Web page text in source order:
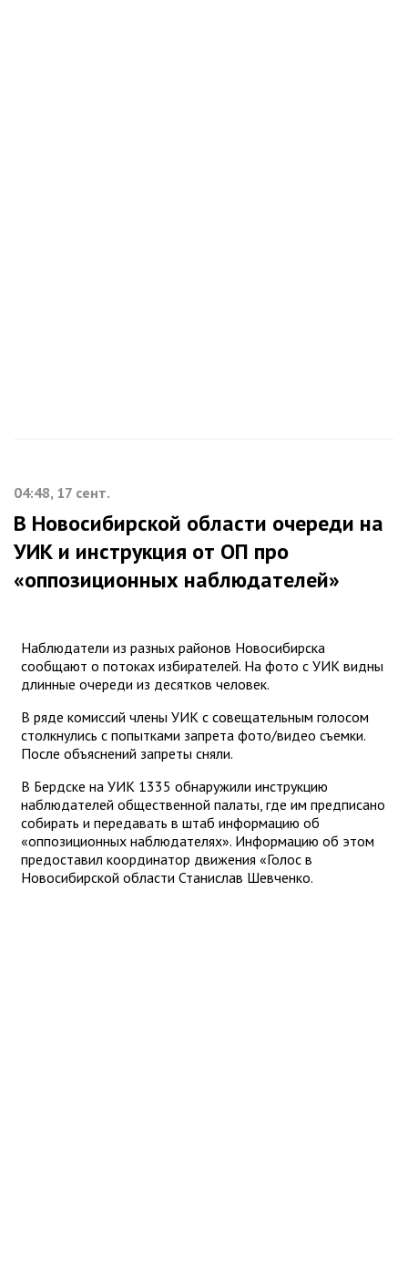
04:48, 17 сент.
В Новосибирской области очереди на
УИК и инструкция от ОП про
«оппозиционных наблюдателей»
Наблюдатели из разных районов Новосибирска
сообщают о потоках избирателей. На фото с УИК видны
длинные очереди из десятков человек.
В ряде комиссий члены УИК с совещательным голосом
столкнулись с попытками запрета фото/видео съемки.
После объяснений запреты сняли.
В Бердске на УИК 1335 обнаружили инструкцию
наблюдателей общественной палаты, где им предписано
собирать и передавать в штаб информацию об
«оппозиционных наблюдателях». Информацию об этом
предоставил координатор движения «Голос в
Новосибирской области Станислав Шевченко.